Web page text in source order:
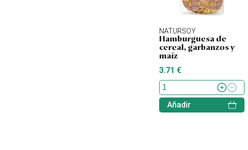
NATURSOY
Hamburguesa de
cereal, garbanzos y
maíz
3.71 €
Añadir